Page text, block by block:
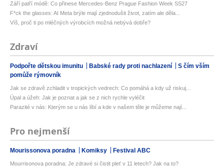
Září patří módě: Co přinese Mercedes-Benz Prague Fashion Week SS27
F*ck the glasses: AI Meta brýle mají zjednodušit život, zatím ale děla...
Víš, proč ti po mléčných výrobcích možná nebývá dobře?
Zdraví
Podpořte dětskou imunitu Babské rady proti nachlazení
S čím vším
pomůže rýmovník
Jak se zdravě zchladit v tropických vedrech: Co pomáhá a kdy už riskuj...
Úpal a úžeh: Jak je poznat a jak se z nich rychle vyléčit
Parazité v nás: Kterým se u nás líbí a kde v našem těle je můžeme nají...
Pro nejmenší
Mourissonova poradna Komiksy Festival ABC
Mourrisonova poradna: Je zdravé si čistit pleť v 11 letech? Jak na to?